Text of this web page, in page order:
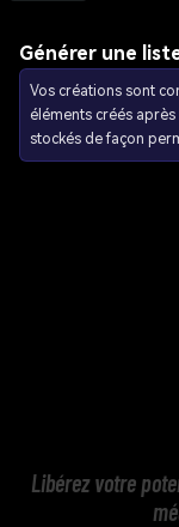
Générer une
Vos créations sont
éléments créés
stockés de façon
Libérez votre